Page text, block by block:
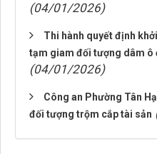
(04/01/2026)
Thi hành quyết định
tạm giam đối tượng dâm ô
(04/01/2026)
Công an Phường Tân
đối tượng trộm cắp tài sản